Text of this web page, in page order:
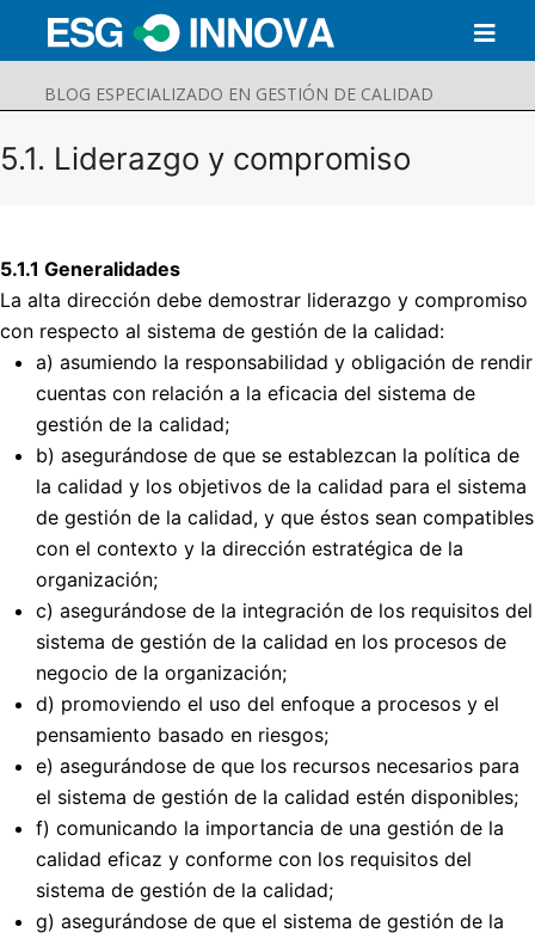
BLOG ESPECIALIZADO EN GESTIÓN DE CALIDAD
Buscar Enviar
5.1. Liderazgo y compromiso
5.1.1 Generalidades
La alta dirección debe demostrar liderazgo y compromiso
con respecto al sistema de gestión de la calidad:
a) asumiendo la responsabilidad y obligación de rendir
cuentas con relación a la eficacia del sistema de
gestión de la calidad;
b) asegurándose de que se establezcan la política de
la calidad y los objetivos de la calidad para el sistema
de gestión de la calidad, y que éstos sean compatibles
con el contexto y la dirección estratégica de la
organización;
c) asegurándose de la integración de los requisitos del
sistema de gestión de la calidad en los procesos de
negocio de la organización;
d) promoviendo el uso del enfoque a procesos y el
pensamiento basado en riesgos;
e) asegurándose de que los recursos necesarios para
el sistema de gestión de la calidad estén disponibles;
f) comunicando la importancia de una gestión de la
calidad eficaz y conforme con los requisitos del
sistema de gestión de la calidad;
g) asegurándose de que el sistema de gestión de la